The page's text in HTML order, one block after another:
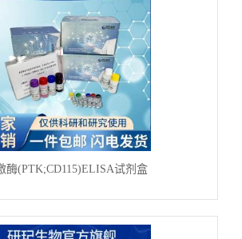
酶(PTK;CD115)ELISA试剂盒